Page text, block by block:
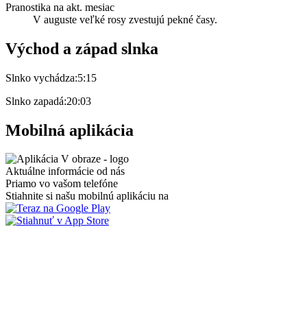
Pranostika na akt. mesiac
V auguste veľké rosy zvestujú pekné časy.
Východ a západ slnka
Slnko vychádza:5:15
Slnko zapadá:20:03
Mobilná aplikácia
Aktuálne informácie od nás
Priamo vo vašom telefóne
Stiahnite si našu mobilnú aplikáciu na